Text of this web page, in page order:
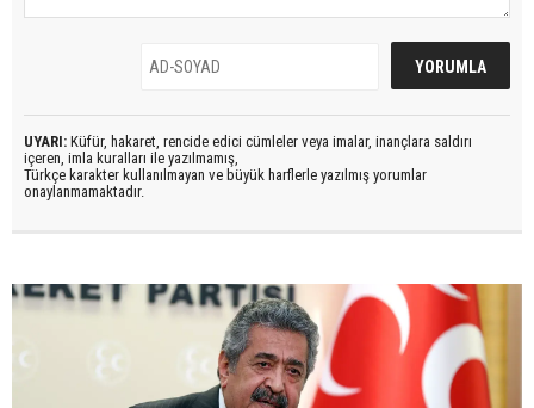
UYARI: Küfür, hakaret, rencide edici cümleler veya imalar, inançlara saldırı
içeren, imla kuralları ile yazılmamış,
Türkçe karakter kullanılmayan ve büyük harflerle yazılmış yorumlar
onaylanmamaktadır.